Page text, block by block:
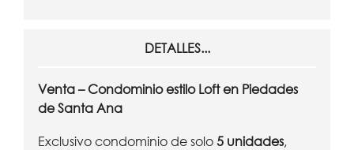
DETALLES...
Venta – Condominio estilo Loft en Piedades
de Santa Ana
Exclusivo condominio de solo 5 unidades,